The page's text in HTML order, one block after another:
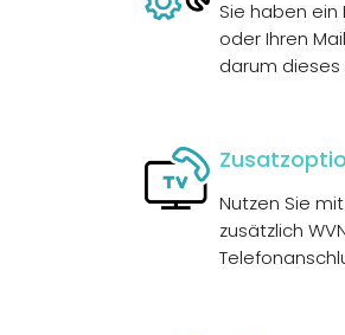
Sie haben
oder Ihren
darum dieses
Nutzen Sie
zusätzlich